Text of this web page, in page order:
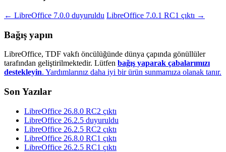
← LibreOffice 7.0.0 duyuruldu LibreOffice 7.0.1 RC1 çıktı →
Bağış yapın
LibreOffice, TDF vakfı öncülüğünde dünya çapında gönüllüler
tarafından geliştirilmektedir. Lütfen bağış yaparak çabalarımızı
destekleyin. Yardımlarınız daha iyi bir ürün sunmamıza olanak tanır.
Son Yazılar
LibreOffice 26.8.0 RC2 çıktı
LibreOffice 26.2.5 duyuruldu
LibreOffice 26.2.5 RC2 çıktı
LibreOffice 26.8.0 RC1 çıktı
LibreOffice 26.2.5 RC1 çıktı